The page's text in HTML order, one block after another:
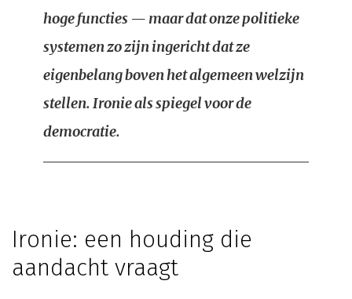
hoge functies — maar dat onze politieke
systemen zo zijn ingericht dat ze
eigenbelang boven het algemeen welzijn
stellen. Ironie als spiegel voor de
democratie.
Ironie: een houding die
aandacht vraagt